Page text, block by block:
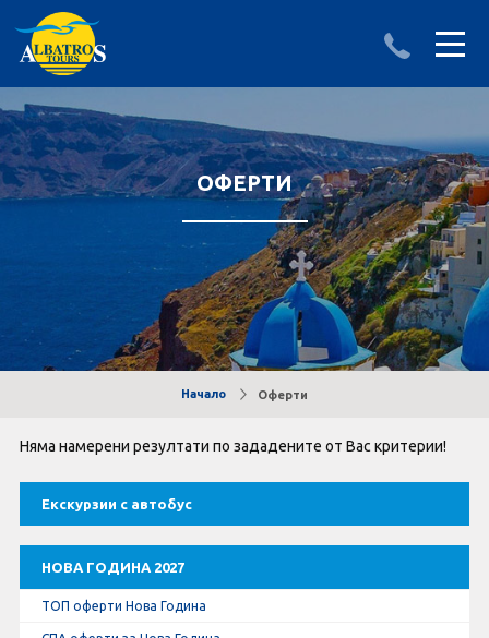
ДЕСТИНАЦИИ
АЛБАНИЯ
ТУРЦИЯ
LAST MINUTE оферти
Оферти За Нова Година
Септемврийски Празници
Автобусни Екскурзии
ИЗПРАТИ ЗАПИТВАНЕ
ОФЕРТИ
Начало Оферти
Екскурзии с автобус
НОВА ГОДИНА 2027
ТОП оферти Нова Година
Няма намерени резултати по зададените от Вас критерии!